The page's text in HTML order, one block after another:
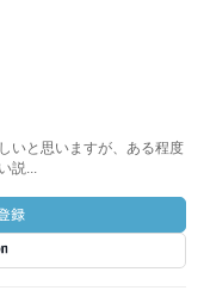
いと思いますが、ある程度
説...